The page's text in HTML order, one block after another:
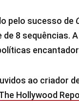
pelo sucesso de
8 sequências.
ao criador
Hollywood